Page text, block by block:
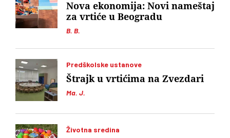
B. B.
Nova ekonomija: Novi nameštaj
za vrtiće u Beogradu
Predškolske ustanove
Ma. J.
Štrajk u vrtićima na Zvezdari
Životna sredina